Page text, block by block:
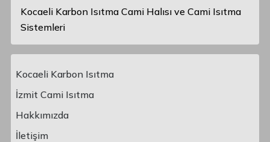
Kocaeli Karbon Isıtma Cami Halısı ve Cami Isıtma
Sistemleri
Main Navigation
Kocaeli Karbon Isıtma
İzmit Cami Isıtma
Hakkımızda
İletişim